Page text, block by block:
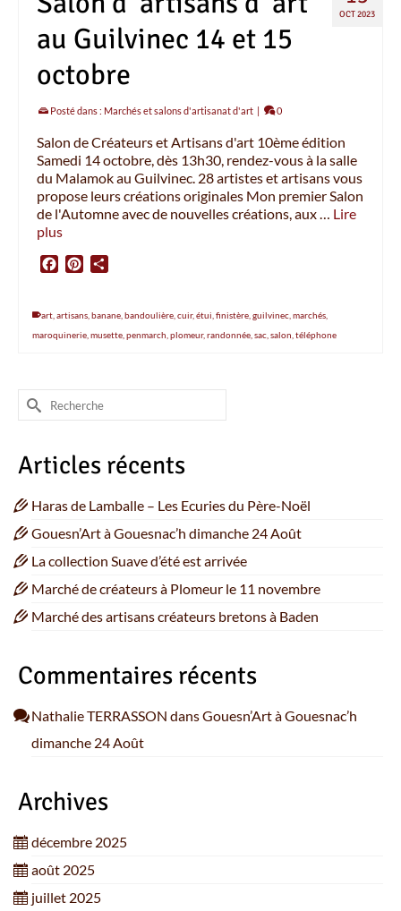
OCT 2023
au Guilvinec 14 et 15
octobre
Posté dans : Marchés et salons d'artisanat d'art | 0
Salon de Créateurs et Artisans d'art 10ème édition
Samedi 14 octobre, dès 13h30, rendez-vous à la salle
du Malamok au Guilvinec. 28 artistes et artisans vous
propose leurs créations originales Mon premier Salon
de l'Automne avec de nouvelles créations, aux … Lire
plus
FacebookPinterest
art artisans banane bandoulière cuir, étui finistère guilvinec marchés
maroquinerie musette penmarch plomeur, randonnée sac salon téléphone
Rechercher :
Articles récents
Haras de Lamballe – Les Ecuries du Père-Noël
Gouesn’Art à Gouesnac’h dimanche 24 Août
La collection Suave d’été est arrivée
Marché de créateurs à Plomeur le 11 novembre
Marché des artisans créateurs bretons à Baden
Commentaires récents
Nathalie TERRASSON dansGouesn’Art à Gouesnac’h
dimanche 24 Août
Archives
décembre 2025
août 2025
juillet 2025